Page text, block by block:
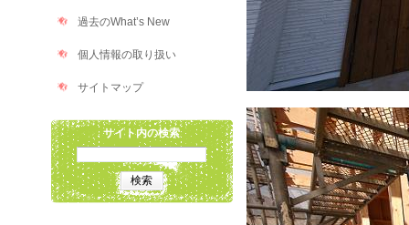
過去のWhat’s New
個人情報の取り扱い
サイトマップ
サイト内の検索